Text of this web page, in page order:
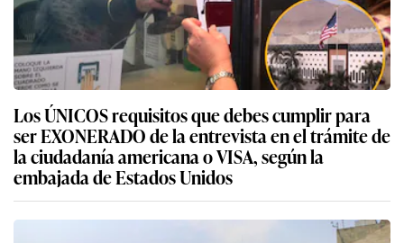
Los ÚNICOS requisitos que debes cumplir para
ser EXONERADO de la entrevista en el trámite de
la ciudadanía americana o VISA, según la
embajada de Estados Unidos